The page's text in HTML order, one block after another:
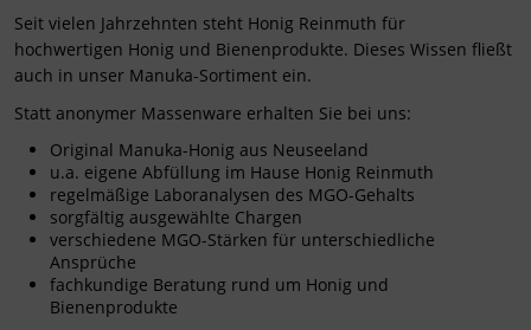
Seit vielen Jahrzehnten steht Honig Reinmuth für
hochwertigen Honig und Bienenprodukte. Dieses Wissen fließt
auch in unser Manuka-Sortiment ein.
Statt anonymer Massenware erhalten Sie bei uns:
Original Manuka-Honig aus Neuseeland
u.a. eigene Abfüllung im Hause Honig Reinmuth
regelmäßige Laboranalysen des MGO-Gehalts
sorgfältig ausgewählte Chargen
verschiedene MGO-Stärken für unterschiedliche
Ansprüche
fachkundige Beratung rund um Honig und
Bienenprodukte